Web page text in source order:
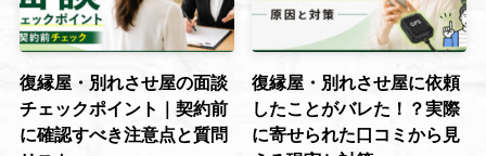
復縁屋・別れさせ屋の面談
チェックポイント｜契約前
に確認すべき注意点と質問
復縁屋・別れさせ屋に依頼
したことがバレた！？実際
に寄せられた口コミから見